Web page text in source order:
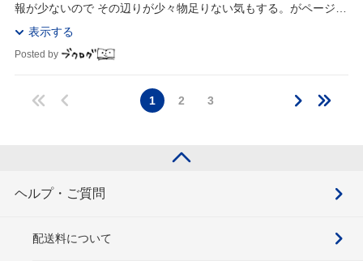
報が少ないので その辺りが少々物足りない気もする。がページ数
を考えれば仕方がないか。 主人公にならっ...
表示する
Posted by
1 2 3
ヘルプ・ご質問
配送料について